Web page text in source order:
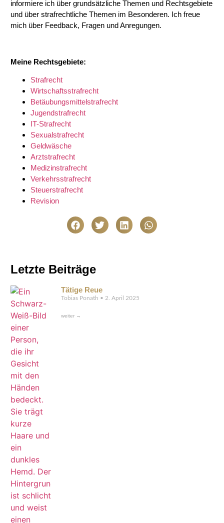
informiere ich über grundsätzliche Themen und Rechtsgebiete
und über strafrechtliche Themen im Besonderen. Ich freue
mich über Feedback, Fragen und Anregungen.
Meine Rechtsgebiete:
Strafrecht
Wirtschaftsstrafrecht
Betäubungsmittelstrafrecht
Jugendstrafrecht
IT-Strafrecht
Sexualstrafrecht
Geldwäsche
Arztstrafrecht
Medizinstrafrecht
Verkehrsstrafrecht
Steuerstrafrecht
Revision
Letzte Beiträge
Tätige Reue
Tobias Ponath 2. April 2025
weiter →